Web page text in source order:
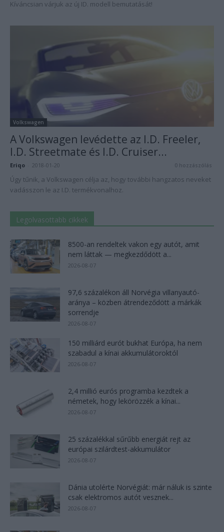
Kíváncsian várjuk az új ID. modell bemutatását!
Volkswagen
A Volkswagen levédette az I.D. Freeler,
I.D. Streetmate és I.D. Cruiser...
Eriqo 2018-01-20 0 hozzászólás
Úgy tűnik, a Volkswagen célja az, hogy további hangzatos neveket
vadásszon le az I.D. termékvonalhoz.
Legolvasottabb cikkek
8500-an rendeltek vakon egy autót, amit
nem láttak — megkezdődött a...
2026-08-07
97,6 százalékon áll Norvégia villanyautó-
aránya – közben átrendeződött a márkák
sorrendje
2026-08-07
150 milliárd eurót bukhat Európa, ha nem
szabadul a kínai akkumulátoroktól
2026-08-07
2,4 millió eurós programba kezdtek a
németek, hogy lekörözzék a kínai...
2026-08-07
25 százalékkal sűrűbb energiát rejt az
európai szilárdtest-akkumulátor
2026-08-07
Dánia utolérte Norvégiát: már náluk is szinte
csak elektromos autót vesznek...
2026-08-07